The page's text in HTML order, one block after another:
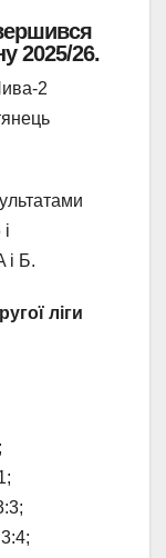
2025/26.
2
і Б.
ліги